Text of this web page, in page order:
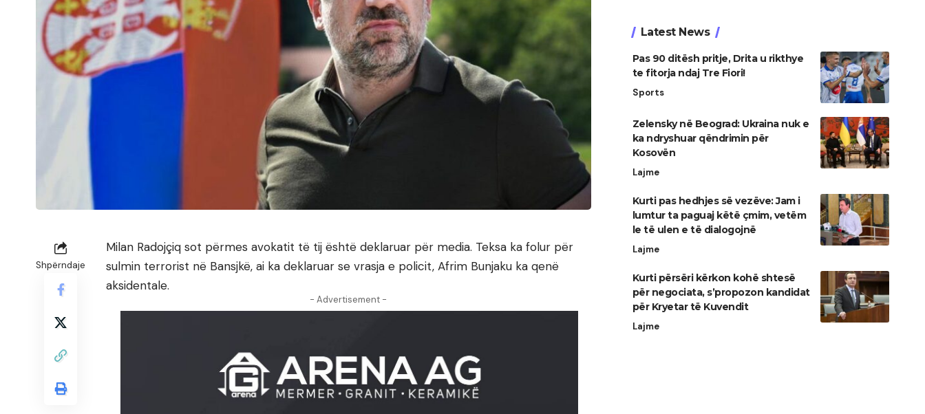
Shpërndaje
Milan Radojçiq sot përmes avokatit të tij është deklaruar për media. Teksa ka folur për
sulmin terrorist në Bansjkë, ai ka deklaruar se vrasja e policit, Afrim Bunjaku ka qenë
aksidentale.
- Advertisement -
Latest News
Pas 90 ditësh pritje, Drita u rikthye
te fitorja ndaj Tre Fiori!
Sports
Zelensky në Beograd: Ukraina nuk e
ka ndryshuar qëndrimin për
Kosovën
Lajme
Kurti pas hedhjes së vezëve: Jam i
lumtur ta paguaj këtë çmim, vetëm
le të ulen e të dialogojnë
Lajme
Kurti përsëri kërkon kohë shtesë
për negociata, s’propozon kandidat
për Kryetar të Kuvendit
Lajme